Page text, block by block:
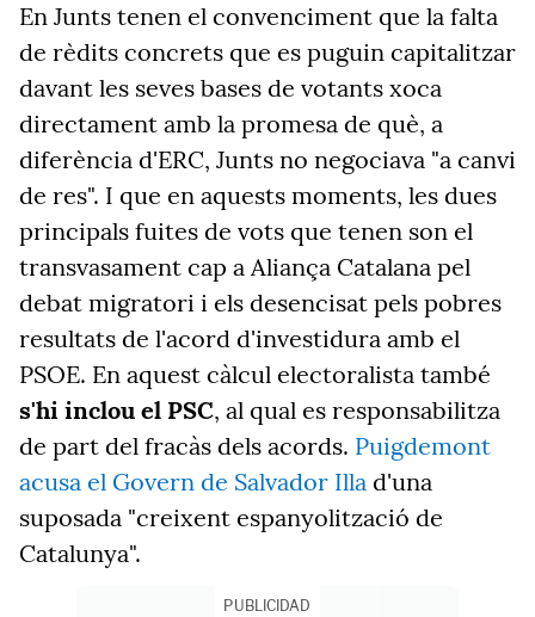
En Junts tenen el convenciment que la falta
de rèdits concrets que es puguin capitalitzar
davant les seves bases de votants xoca
directament amb la promesa de què, a
diferència d'ERC, Junts no negociava "a canvi
de res". I que en aquests moments, les dues
principals fuites de vots que tenen son el
transvasament cap a Aliança Catalana pel
debat migratori i els desencisat pels pobres
resultats de l'acord d'investidura amb el
PSOE. En aquest càlcul electoralista també
s'hi inclou el PSC, al qual es responsabilitza
de part del fracàs dels acords. Puigdemont
acusa el Govern de Salvador Illa d'una
suposada "creixent espanyolització de
Catalunya".
PUBLICIDAD